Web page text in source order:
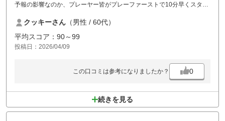
予報の影響なのか、プレーヤー皆がプレーファーストで10分早くスター
4時間3０分で終了できました。コース自体はしっかり目土もされてお
り、遜色なくプレーできましたが、雨対策でピン位置はグリーンのやや
高いところに切ってあり、横に付けると苦戦しました。食事の5種類の
小鉢丼2品はチャーシュー丼としらす丼をチョイスし、ボリュームもあ
クッキーさん （男性 / 60代）
平均スコア：90～99
投稿日：2026/04/09
この口コミは参考になりましたか？ 0
続きを見る